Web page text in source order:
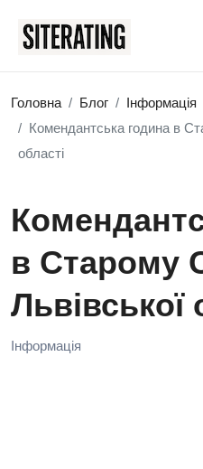
Головна Блог
Інформація
Комендантська година в
області
в Старому
Львівської
Інформація